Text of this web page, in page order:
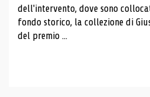
dell'intervento, dove sono
fondo storico, la collezione di
del premio ...